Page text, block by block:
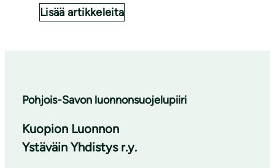
Lisää artikkeleita
Pohjois-Savon luonnonsuojelupiiri
Kuopion Luonnon
Ystäväin Yhdistys r.y.